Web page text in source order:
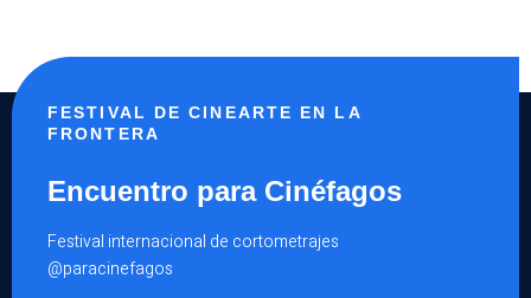
FESTIVAL DE CINEARTE EN LA
FRONTERA
Encuentro para Cinéfagos
Festival internacional de cortometrajes
@paracinefagos